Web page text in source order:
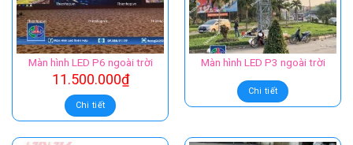
Màn hình LED P6 ngoài trời
11.500.000₫
Chi tiết
Màn hình LED P3 ngoài trời
Chi tiết